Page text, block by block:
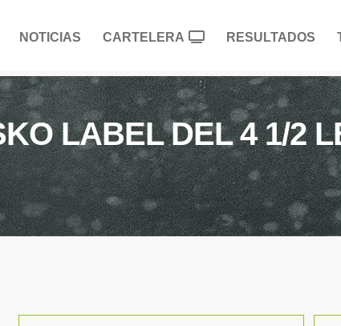
NOTICIAS CARTELERA RESULTADOS
LABEL DEL 4 1/2